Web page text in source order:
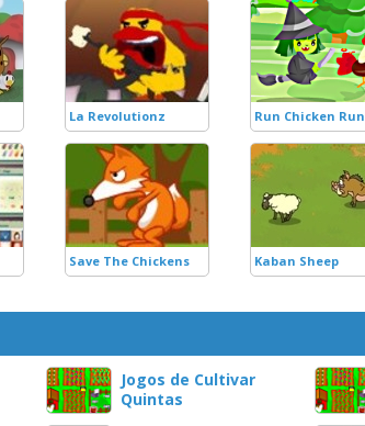
La Revolutionz Run Chicken Run
Save The Chickens Kaban Sheep
Jogos de Cultivar
Quintas